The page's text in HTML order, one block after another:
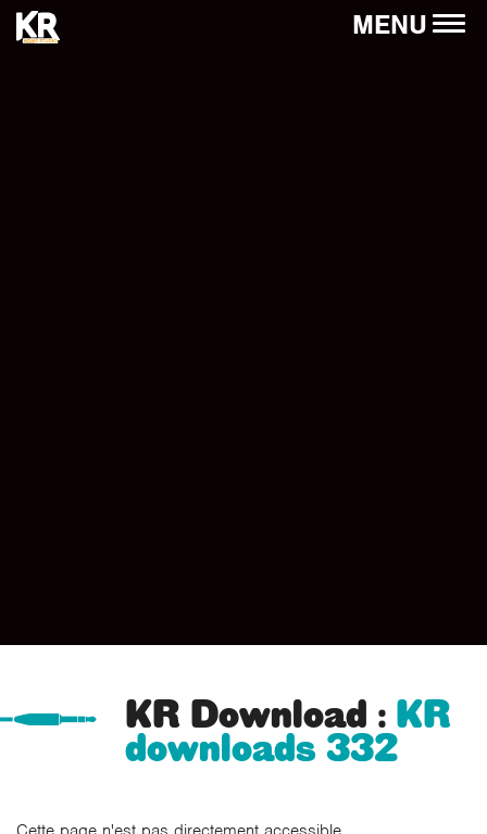
MENU
KR Download : KR
downloads 332
Panneau de gestion des cookies